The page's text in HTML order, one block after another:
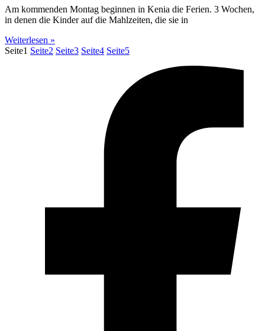
Am kommenden Montag beginnen in Kenia die Ferien. 3 Wochen,
in denen die Kinder auf die Mahlzeiten, die sie in
Weiterlesen »
Seite1 Seite2 Seite3 Seite4 Seite5